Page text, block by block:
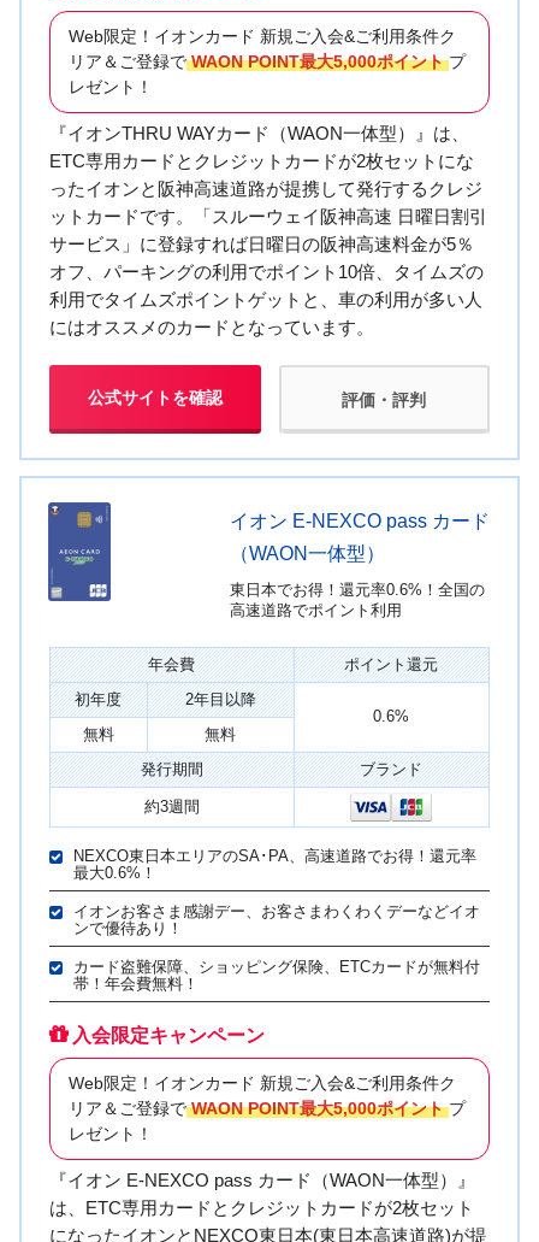
Web限定！イオンカード 新規ご入会&ご利用条件ク
リア＆ご登録で WAON POINT最大5,000ポイント プ
レゼント！
『イオンTHRU WAYカード（WAON一体型）』は、
ETC専用カードとクレジットカードが2枚セットにな
ったイオンと阪神高速道路が提携して発行するクレジ
ットカードです。「スルーウェイ阪神高速 日曜日割引
サービス」に登録すれば日曜日の阪神高速料金が5％
オフ、パーキングの利用でポイント10倍、タイムズの
利用でタイムズポイントゲットと、車の利用が多い人
にはオススメのカードとなっています。
公式サイトを確認 評価・評判
イオン E-NEXCO pass カード
（WAON一体型）
東日本でお得！還元率0.6%！全国の
高速道路でポイント利用
年会費
ポイント還元
初年度
2年目以降
0.6%
無料
無料
発行期間
ブランド
約3週間
NEXCO東日本エリアのSA･PA、高速道路でお得！還元率
最大0.6%！
イオンお客さま感謝デー、お客さまわくわくデーなどイオ
ンで優待あり！
カード盗難保障、ショッピング保険、ETCカードが無料付
帯！年会費無料！
入会限定キャンペーン
Web限定！イオンカード 新規ご入会&ご利用条件ク
リア＆ご登録で WAON POINT最大5,000ポイント プ
レゼント！
『イオン E-NEXCO pass カード（WAON一体型）』
は、ETC専用カードとクレジットカードが2枚セット
になったイオンとNEXCO東日本(東日本高速道路)が提